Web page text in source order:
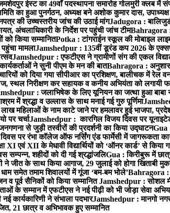
ईस्ट का 49वाँ पदस्थापना समारोह गोलमुरी क्लब में
का हुआ पुनर्गठन, अध्यक्ष बने अशोक कुमार दास, उपाध्यक्ष
की उच्चस्तरीय जांच की उठाई मांगJadugora :
अंचलाधिकारी के निर्देश पर पहुंची जांच टीमBahragora
को किया सम्मानितPotka : टांगराईन स्कूल की मोबाइल
मामलाJamshedpur : 135वीं डूरंड कप 2026 के
Jamshedpur : एफटीएस ने ग्रामीणों संग की एकल
ने सुनी पीएम के मन की बातBahragora :
को दिया गया सीपीआर का प्रशिक्षण, बालीचक में रेल
स्थल निरीक्षण कर सहायक व कनीय अभियंता को लगायी
: जलाभिषेक के लिए यूनियन का जत्था हुआ बाबा
में श्रद्धा व उल्लास के साथ मनाई गई गुरु पूर्णिमा
महिलाओं के नाम काटे जाने पर हमलावर हुई भाजपा,
पर चर्चाJamshedpur : कारगिल विजय दिवस पर
से जुड़ी तस्वीरों की प्रदर्शनी का किया उद्घाटनGua
पर रंभा कॉलेज ऑफ नर्सिंग एंड फार्मेसी में जागरूकता
XI एवं XII के मेधावी विद्यार्थियों को ‘ऑनर कार्ड’ से किया
शहीदों को दी गई श्रद्धांजलिGua : किरीबुरू में
जीत के साथ किया आगाज, 29 जुलाई को होगा खिताबी
समेत तमाम शिवालयों में गूंजा ‘बम-बम भोले’Bahragora :
व पूर्व सैनिकों को किया सम्मानितJamshedpur : सोशल
के सम्मान में एफटीएस ने नई पीढ़ी को भी जोड़ा सेवा
कार्यकारिणी ने संभाला पदभारJamshedpur : मानगो
21 छात्र व अभिभावक हुए सम्मानित